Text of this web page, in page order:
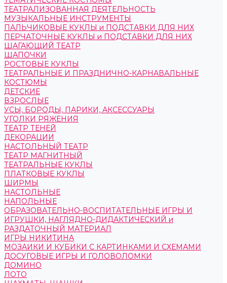
ТЕАТРАЛИЗОВАННАЯ ДЕЯТЕЛЬНОСТЬ
МУЗЫКАЛЬНЫЕ ИНСТРУМЕНТЫ
ПАЛЬЧИКОВЫЕ КУКЛЫ и ПОДСТАВКИ ДЛЯ НИХ
ПЕРЧАТОЧНЫЕ КУКЛЫ и ПОДСТАВКИ ДЛЯ НИХ
ШАГАЮЩИЙ ТЕАТР
ШАПОЧКИ
РОСТОВЫЕ КУКЛЫ
ТЕАТРАЛЬНЫЕ И ПРАЗДНИЧНО-КАРНАВАЛЬНЫЕ
КОСТЮМЫ
ДЕТСКИЕ
ВЗРОСЛЫЕ
УСЫ, БОРОДЫ, ПАРИКИ, АКСЕССУАРЫ
УГОЛКИ РЯЖЕНИЯ
ТЕАТР ТЕНЕЙ
ДЕКОРАЦИИ
НАСТОЛЬНЫЙ ТЕАТР
ТЕАТР МАГНИТНЫЙ
ТЕАТРАЛЬНЫЕ КУКЛЫ
ПЛАТКОВЫЕ КУКЛЫ
ШИРМЫ
НАСТОЛЬНЫЕ
НАПОЛЬНЫЕ
ОБРАЗОВАТЕЛЬНО-ВОСПИТАТЕЛЬНЫЕ ИГРЫ И
ИГРУШКИ, НАГЛЯДНО-ДИДАКТИЧЕСКИЙ и
РАЗДАТОЧНЫЙ МАТЕРИАЛ
ИГРЫ НИКИТИНА
МОЗАИКИ И КУБИКИ С КАРТИНКАМИ И СХЕМАМИ
ДОСУГОВЫЕ ИГРЫ И ГОЛОВОЛОМКИ
ДОМИНО
ЛОТО